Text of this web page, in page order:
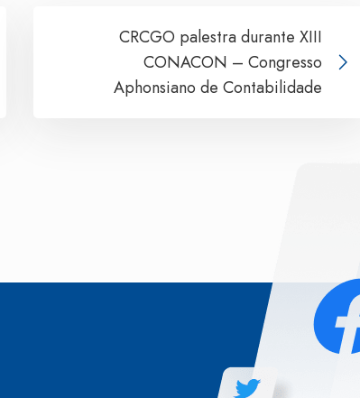
CRCGO palestra durante XIII
CONACON – Congresso
Aphonsiano de Contabilidade